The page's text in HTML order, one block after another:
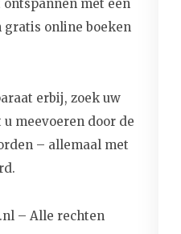
met een
gratis online boeken
erbij, zoek uw
meevoeren door de
– allemaal met
– Alle rechten